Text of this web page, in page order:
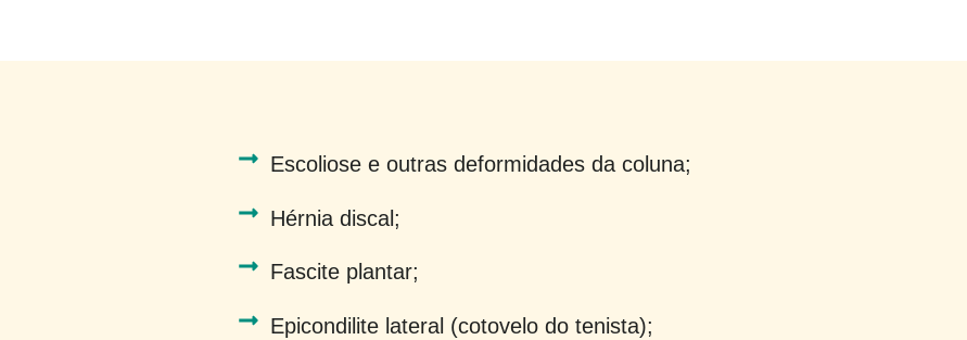
Escoliose e outras deformidades da coluna;
Hérnia discal;
Fascite plantar;
Epicondilite lateral (cotovelo do tenista);